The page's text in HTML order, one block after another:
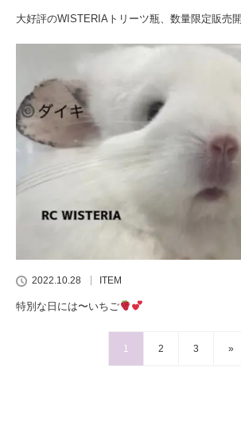
大好評のWISTERIAトリーツ瓶、数量限定販売
2022.10.28 ITEM
特別な日には〜いちご
1 2 3 »